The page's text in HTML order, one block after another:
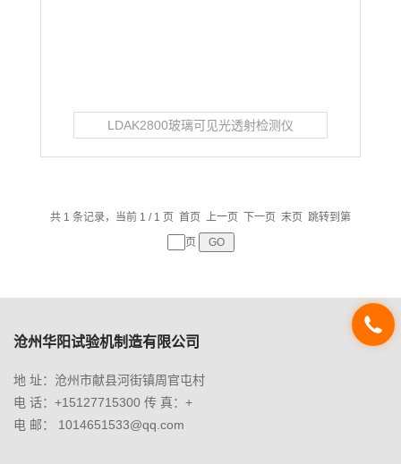
LDAK2800玻璃可见光透射检测仪
共 1 条记录，当前 1 / 1 页 首页 上一页 下一页 末页 跳转到第
页
沧州华阳试验机制造有限公司
地 址：沧州市献县河街镇周官屯村
电 话：+15127715300 传 真：+
电 邮： 1014651533@qq.com